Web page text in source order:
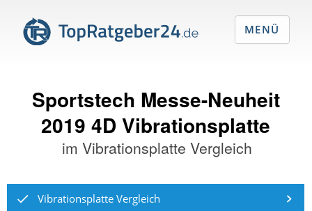
Sportstech Messe-Neuheit
2019 4D Vibrationsplatte
imVibrationsplatte Vergleich
Vibrationsplatte Vergleich
MENÜ